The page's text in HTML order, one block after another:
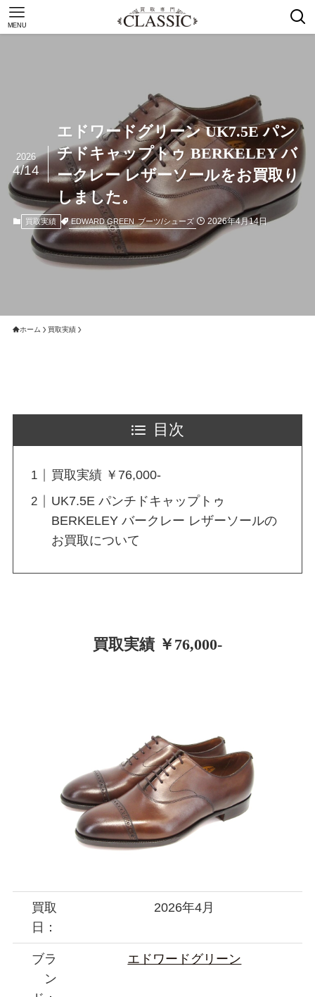
MENU
エドワードグリーン UK7.5E パン
チドキャップトゥ BERKELEY バ
ークレー レザーソールをお買取り
しました。
2026
4/14
買取実績 EDWARD GREEN ブーツ/シューズ 2026年4月14日
ホーム 買取実績
目次
買取実績 ￥76,000-
UK7.5E パンチドキャップトゥ
BERKELEY バークレー レザーソールの
お買取について
買取実績 ￥76,000-
買取
日：
2026年4月
ブラ
ン
エドワードグリーン